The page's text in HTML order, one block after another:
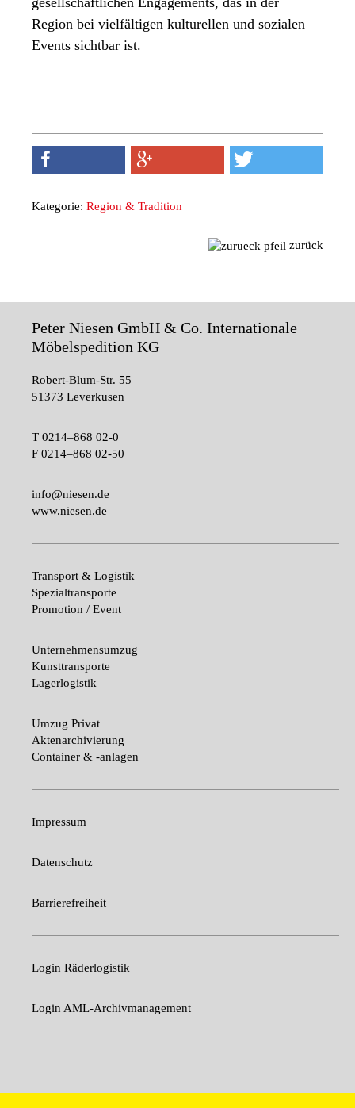
Region bei vielfältigen kulturellen und sozialen
Events sichtbar ist.
Kategorie: Region & Tradition
zurück
Peter Niesen GmbH & Co. Internationale
Möbelspedition KG
Robert-Blum-Str. 55
51373 Leverkusen
T 0214–868 02-0
F 0214–868 02-50
info@niesen.de
www.niesen.de
Transport & Logistik
Spezialtransporte
Promotion / Event
Unternehmensumzug
Kunsttransporte
Lagerlogistik
Umzug Privat
Aktenarchivierung
Container & -anlagen
Impressum
Datenschutz
Barrierefreiheit
Login Räderlogistik
Login AML-Archivmanagement